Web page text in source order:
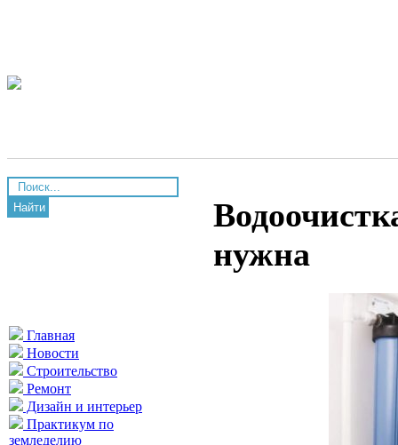
Найти
Главная
Новости
Строительство
Ремонт
Дизайн и интерьер
Практикум по
земледелию
нужна